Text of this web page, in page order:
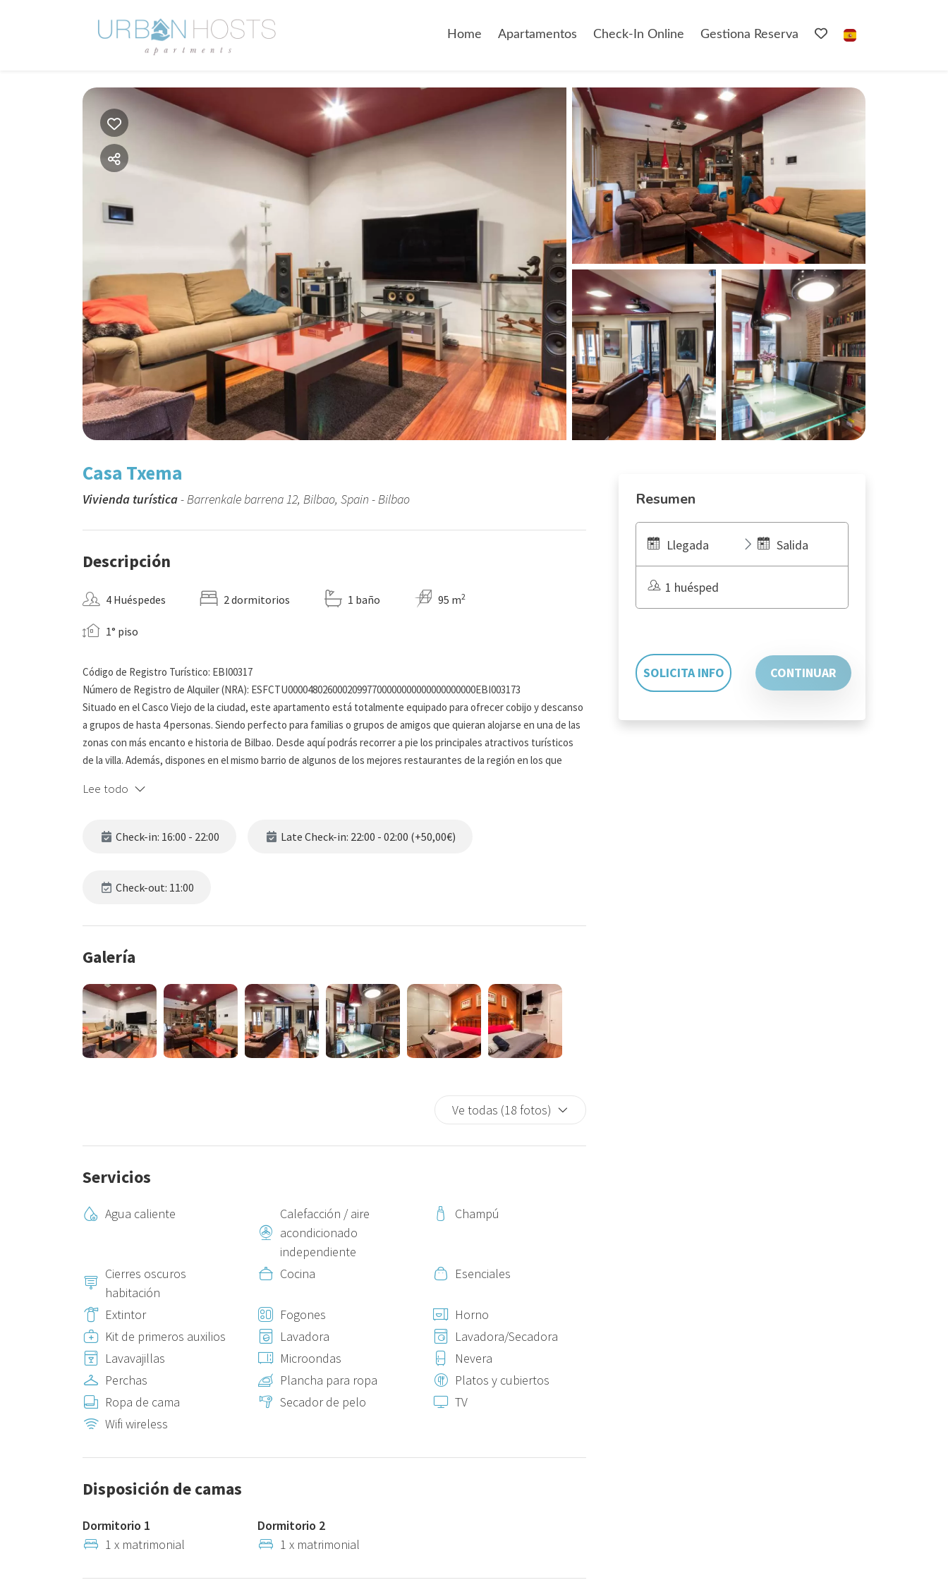
Home Apartamentos Check-In Online Gestiona Reserva
Casa Txema
Vivienda turística- Barrenkale barrena 12, Bilbao, Spain - Bilbao
Descripción
4 Huéspedes 2 dormitorios 1 baño 95 m2
1° piso
Código de Registro Turístico: EBI00317
Número de Registro de Alquiler (NRA): ESFCTU00004802600020997700000000000000000000EBI003173
Situado en el Casco Viejo de la ciudad, este apartamento está totalmente equipado para ofrecer cobijo y descanso
a grupos de hasta 4 personas. Siendo perfecto para familias o grupos de amigos que quieran alojarse en una de las
zonas con más encanto e historia de Bilbao. Desde aquí podrás recorrer a pie los principales atractivos turísticos
de la villa. Además, dispones en el mismo barrio de algunos de los mejores restaurantes de la región en los que
Por motivos legales, necesitamos los datos de identificación de todos los viajeros mayores de 13 años.
preautorización se liberará automáticamente. Es imprescindible completar este paso antes de su llegada para
confirmar su estancia. En caso de no realizar el depósito de la fianza, la reserva no podrá ser garantizada y se
perderá el importe pagado.
No podemos garantizar el early check-in. Sin embargo, si fuera posible, tendrá un coste de 20 €, que deberá
Los early check-in podrán solicitarse el mismo día de llegada y estarán sujetos a disponibilidad y al pago
Lee todo
Check-in: 16:00 - 22:00 Late Check-in: 22:00 - 02:00 (+50,00€)
Check-out: 11:00
Galería
Ve todas (18 fotos)
Servicios
Agua caliente
Calefacción / aire
acondicionado
independiente
Champú
Cierres oscuros
habitación
Cocina Esenciales
Extintor Fogones
Horno
Kit de primeros auxilios
Lavadora
Lavadora/Secadora
Lavavajillas
Microondas
Nevera
Perchas
Plancha para ropa
Platos y cubiertos
Ropa de cama
Secador de pelo
TV
Wifi wireless
Disposición de camas
Dormitorio 1
1 x matrimonial
Dormitorio 2
1 x matrimonial
Resumen
Llegada Salida
1 huésped
SOLICITA INFO CONTINUAR